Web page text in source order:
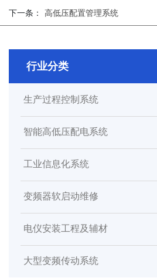
下一条：
高低压配置管理系统
行业分类
生产过程控制系统
智能高低压配电系统
工业信息化系统
变频器软启动维修
电仪安装工程及辅材
大型变频传动系统